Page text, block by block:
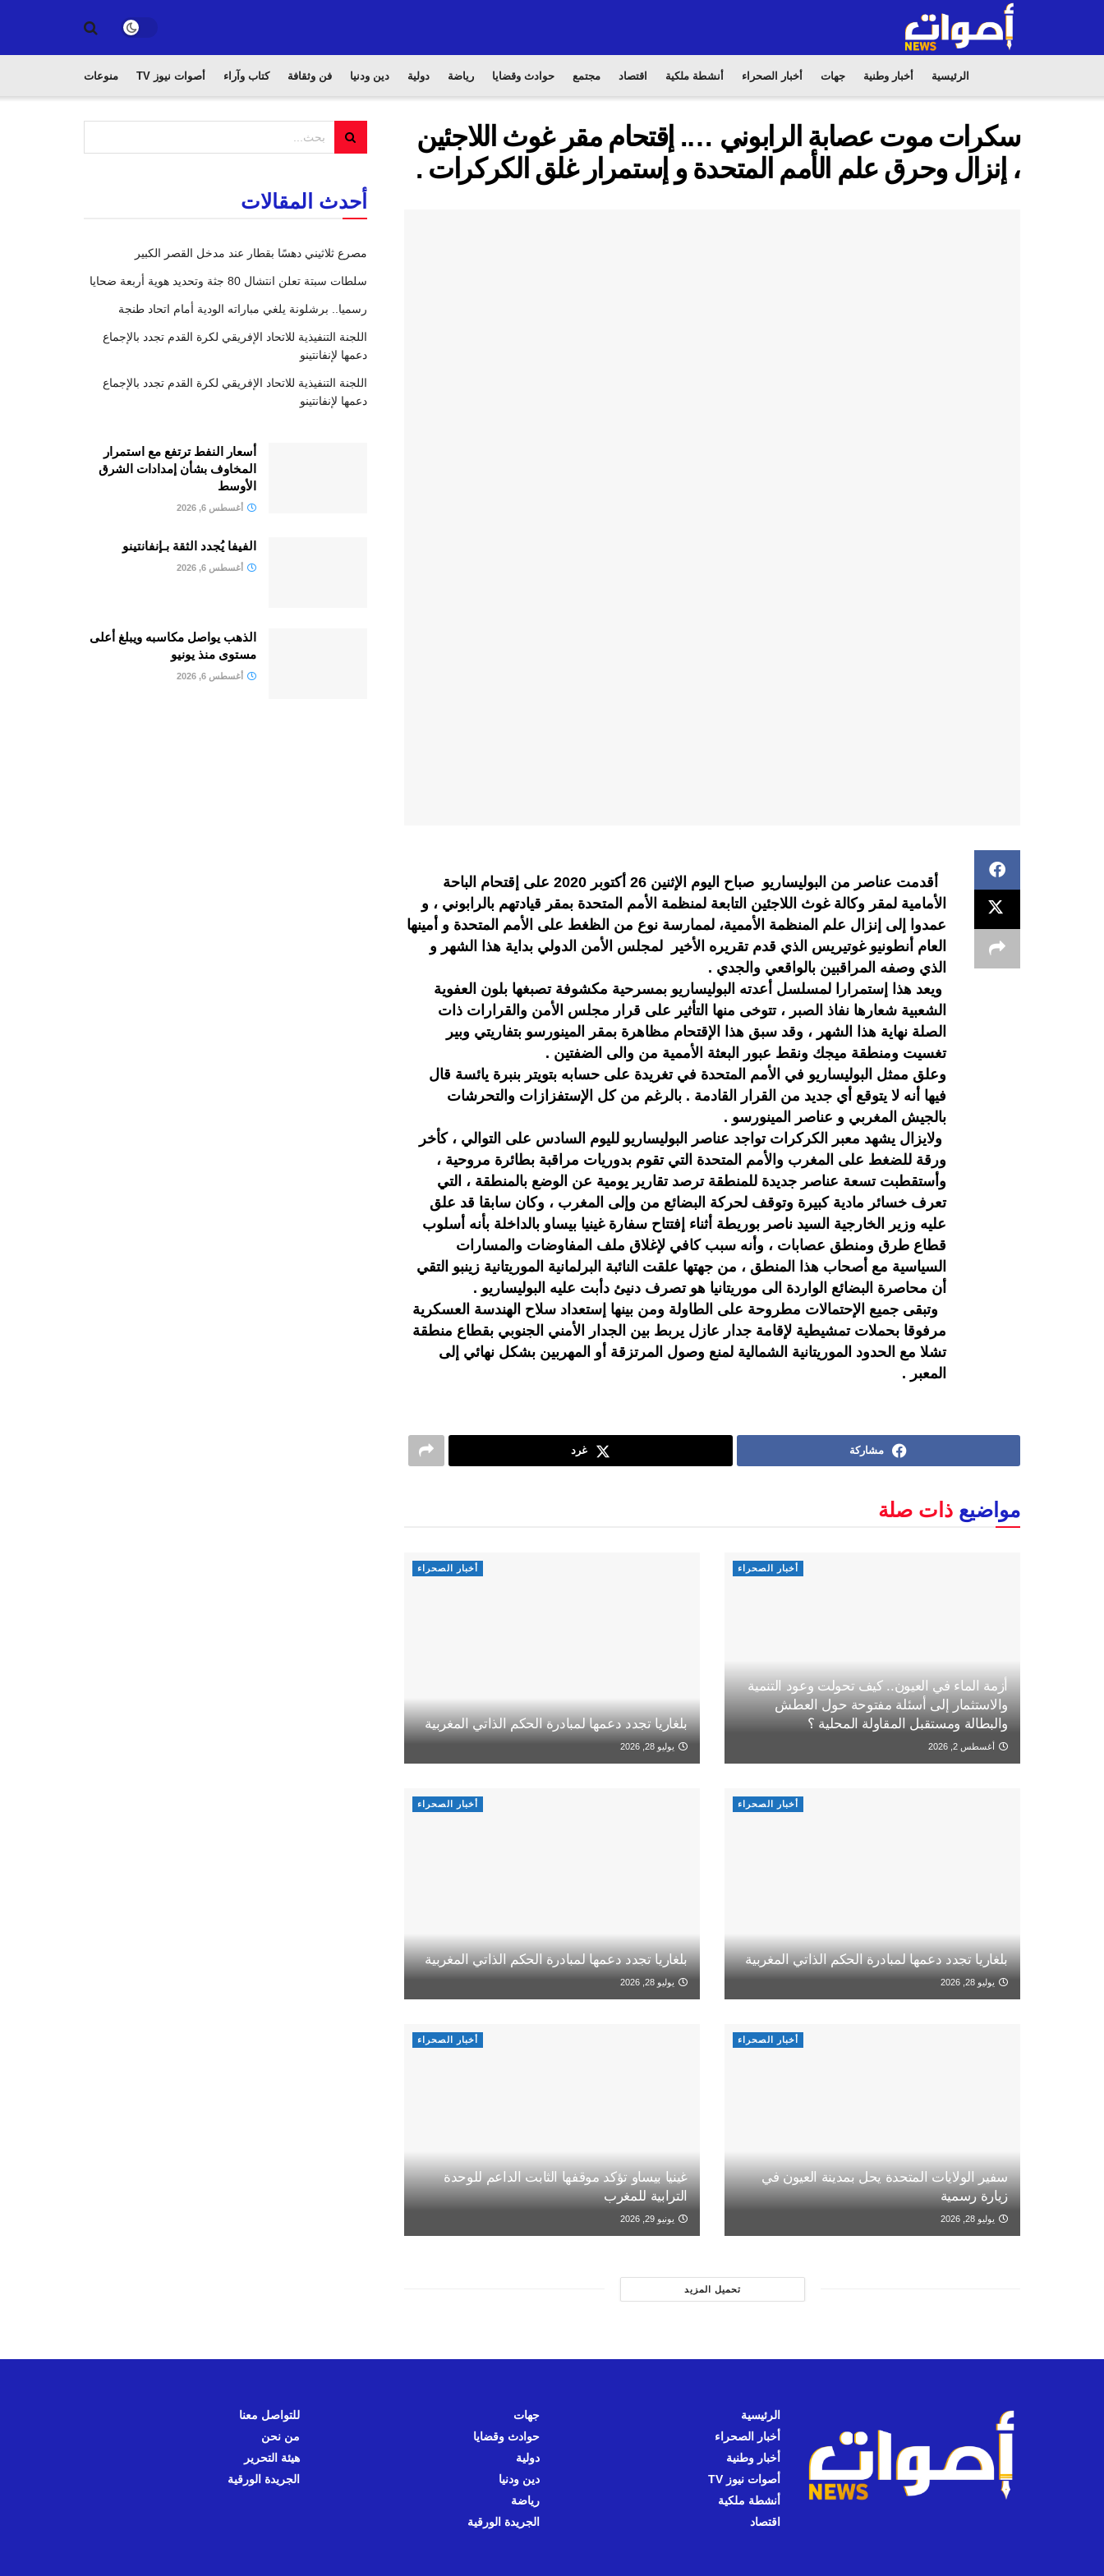
الرئيسية أخبار وطنية جهات أخبار الصحراء أنشطة ملكية اقتصاد مجتمع حوادث وقضايا رياضة دولية دين ودنيا فن وثقافة كتاب وآراء أصوات نيوز TV منوعات
سكرات موت عصابة الرابوني …. إقتحام مقر غوث اللاجئين
، إنزال وحرق علم الأمم المتحدة و إستمرار غلق الكركرات .
أقدمت عناصر من البوليساريو صباح اليوم الإثنين 26 أكتوبر 2020 على إقتحام الباحة
الأمامية لمقر وكالة غوث اللاجئين التابعة لمنظمة الأمم المتحدة بمقر قيادتهم بالرابوني ، و
عمدوا إلى إنزال علم المنظمة الأممية، لممارسة نوع من الظغط على الأمم المتحدة و أمينها
العام أنطونيو غوتيريس الذي قدم تقريره الأخير لمجلس الأمن الدولي بداية هذا الشهر و
الذي وصفه المراقبين بالواقعي والجدي .
ويعد هذا إستمرارا لمسلسل أعدته البوليساريو بمسرحية مكشوفة تصبغها بلون العفوية
الشعبية شعارها نفاذ الصبر ، تتوخى منها التأثير على قرار مجلس الأمن والقرارات ذات
الصلة نهاية هذا الشهر ، وقد سبق هذا الإقتحام مظاهرة بمقر المينورسو بتفاريتي وبير
تغسيت ومنطقة ميجك ونقط عبور البعثة الأممية من والى الضفتين .
وعلق ممثل البوليساريو في الأمم المتحدة في تغريدة على حسابه بتويتر بنبرة يائسة قال
فيها أنه لا يتوقع أي جديد من القرار القادمة . بالرغم من كل الإستفزازات والتحرشات
بالجيش المغربي و عناصر المينورسو .
ولايزال يشهد معبر الكركرات تواجد عناصر البوليساريو لليوم السادس على التوالي ، كأخر
ورقة للضغط على المغرب والأمم المتحدة التي تقوم بدوريات مراقبة بطائرة مروحية ،
وأستقطبت تسعة عناصر جديدة للمنطقة ترصد تقارير يومية عن الوضع بالمنطقة ، التي
تعرف خسائر مادية كبيرة وتوقف لحركة البضائع من وإلى المغرب ، وكان سابقا قد علق
عليه وزير الخارجية السيد ناصر بوريطة أثناء إفتتاح سفارة غينيا بيساو بالداخلة بأنه أسلوب
قطاع طرق ومنطق عصابات ، وأنه سبب كافي لإغلاق ملف المفاوضات والمسارات
السياسية مع أصحاب هذا المنطق ، من جهتها علقت النائبة البرلمانية الموريتانية زينبو التقي
أن محاصرة البضائع الواردة الى موريتانيا هو تصرف دنيئ دأبت عليه البوليساريو .
وتبقى جميع الإحتمالات مطروحة على الطاولة ومن بينها إستعداد سلاح الهندسة العسكرية
مرفوقا بحملات تمشيطية لإقامة جدار عازل يربط بين الجدار الأمني الجنوبي بقطاع منطقة
تشلا مع الحدود الموريتانية الشمالية لمنع وصول المرتزقة أو المهربين بشكل نهائي إلى
المعبر .
مشاركة غرد
مواضيع ذات صلة
أخبار الصحراء
أزمة الماء في العيون.. كيف تحولت وعود التنمية
والاستثمار إلى أسئلة مفتوحة حول العطش
والبطالة ومستقبل المقاولة المحلية ؟
أغسطس 2, 2026
أخبار الصحراء
بلغاريا تجدد دعمها لمبادرة الحكم الذاتي المغربية
يوليو 28, 2026
أخبار الصحراء
بلغاريا تجدد دعمها لمبادرة الحكم الذاتي المغربية
يوليو 28, 2026
أخبار الصحراء
بلغاريا تجدد دعمها لمبادرة الحكم الذاتي المغربية
يوليو 28, 2026
أخبار الصحراء
سفير الولايات المتحدة يحل بمدينة العيون في
زيارة رسمية
يوليو 28, 2026
أخبار الصحراء
غينيا بيساو تؤكد موقفها الثابت الداعم للوحدة
الترابية للمغرب
يونيو 29, 2026
تحميل المزيد
أحدث المقالات
مصرع ثلاثيني دهسًا بقطار عند مدخل القصر الكبير
سلطات سبتة تعلن انتشال 80 جثة وتحديد هوية أربعة ضحايا
رسميا.. برشلونة يلغي مباراته الودية أمام اتحاد طنجة
اللجنة التنفيذية للاتحاد الإفريقي لكرة القدم تجدد بالإجماع
دعمها لإنفانتينو
اللجنة التنفيذية للاتحاد الإفريقي لكرة القدم تجدد بالإجماع
دعمها لإنفانتينو
أسعار النفط ترتفع مع استمرار
المخاوف بشأن إمدادات الشرق
الأوسط
أغسطس 6, 2026
الفيفا يُجدد الثقة بـإنفانتينو
أغسطس 6, 2026
الذهب يواصل مكاسبه ويبلغ أعلى
مستوى منذ يونيو
أغسطس 6, 2026
الرئيسية
أخبار الصحراء
أخبار وطنية
أصوات نيوز TV
أنشطة ملكية
اقتصاد
جهات
حوادث وقضايا
دولية
دين ودنيا
رياضة
الجريدة الورقية
للتواصل معنا
من نحن
هيئة التحرير
الجريدة الورقية